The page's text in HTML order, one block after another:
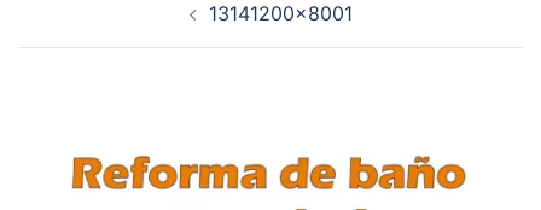
13141200×8001